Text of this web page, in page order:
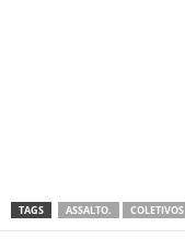
TAGS ASSALTO. COLETIVOS